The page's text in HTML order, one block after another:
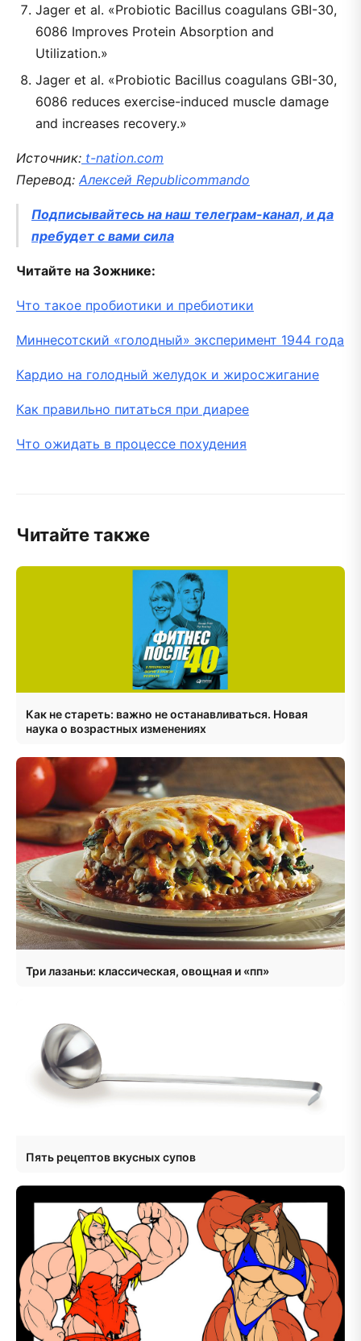
Jager et al. «Probiotic Bacillus coagulans GBI-30,
6086 Improves Protein Absorption and
Utilization.»
Jager et al. «Probiotic Bacillus coagulans GBI-30,
6086 reduces exercise-induced muscle damage
and increases recovery.»
Источник: t-nation.com
Перевод: Алексей Republicommando
Подписывайтесь на наш телеграм-канал, и да
пребудет с вами сила
Читайте на Зожнике:
Что такое пробиотики и пребиотики
Миннесотский «голодный» эксперимент 1944 года
Кардио на голодный желудок и жиросжигание
Как правильно питаться при диарее
Что ожидать в процессе похудения
Читайте также
Как не стареть: важно не останавливаться. Новая
наука о возрастных изменениях
Три лазаньи: классическая, овощная и «пп»
Пять рецептов вкусных супов